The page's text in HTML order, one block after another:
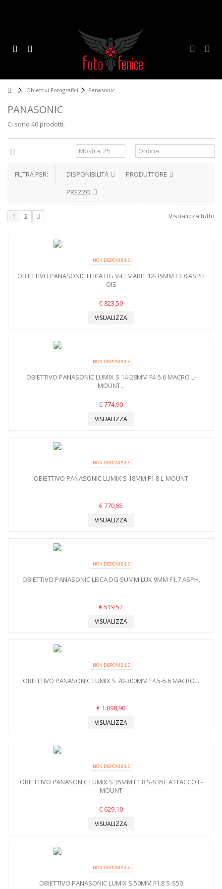
Obiettivi Fotografici Panasonic
PANASONIC
Ci sono 46 prodotti.
FILTRA PER: DISPONIBILITÀ
PRODUTTORE
PREZZO
Visualizza tutto
1 2
NON DISPONIBILE
OBIETTIVO PANASONIC LEICA DG V-ELMARIT 12-35MM F2.8 ASPH
OIS
€ 823,50
VISUALIZZA
NON DISPONIBILE
OBIETTIVO PANASONIC LUMIX S 14-28MM F4-5.6 MACRO L-
MOUNT...
€ 774,90
VISUALIZZA
NON DISPONIBILE
OBIETTIVO PANASONIC LUMIX S 18MM F1.8 L-MOUNT
€ 770,85
VISUALIZZA
NON DISPONIBILE
OBIETTIVO PANASONIC LEICA DG SUMMILUX 9MM F1.7 ASPH.
€ 519,52
VISUALIZZA
NON DISPONIBILE
OBIETTIVO PANASONIC LUMIX S 70-300MM F4.5-5.6 MACRO...
€ 1.098,90
VISUALIZZA
NON DISPONIBILE
OBIETTIVO PANASONIC LUMIX S 35MM F1.8 S-S35E ATTACCO L-
MOUNT
€ 629,10
VISUALIZZA
NON DISPONIBILE
OBIETTIVO PANASONIC LUMIX S 50MM F1.8 S-S50